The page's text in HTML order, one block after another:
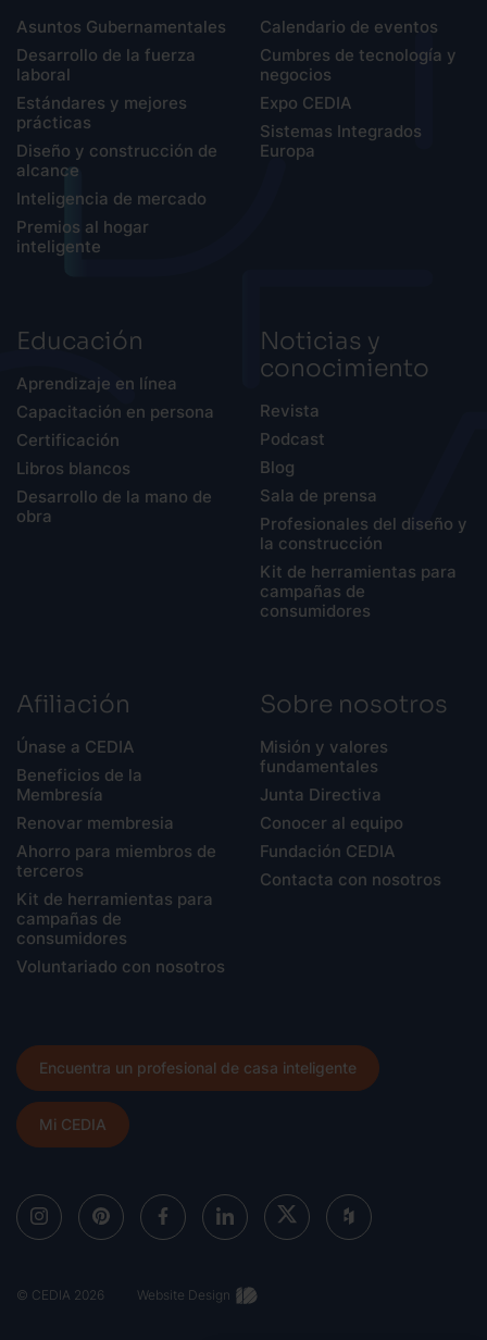
Asuntos Gubernamentales
Desarrollo de la fuerza
laboral
Estándares y mejores
prácticas
Diseño y construcción de
alcance
Inteligencia de mercado
Premios al hogar
inteligente
Calendario de eventos
Cumbres de tecnología y
negocios
Expo CEDIA
Sistemas Integrados
Europa
Educación
Aprendizaje en línea
Capacitación en persona
Certificación
Libros blancos
Desarrollo de la mano de
obra
Noticias y
conocimiento
Revista
Podcast
Blog
Sala de prensa
Profesionales del diseño y
la construcción
Kit de herramientas para
campañas de
consumidores
Afiliación
Únase a CEDIA
Beneficios de la
Membresía
Renovar membresia
Ahorro para miembros de
terceros
Kit de herramientas para
campañas de
consumidores
Voluntariado con nosotros
Sobre nosotros
Misión y valores
fundamentales
Junta Directiva
Conocer al equipo
Fundación CEDIA
Contacta con nosotros
Encuentra un profesional de casa inteligente
Mi CEDIA
© CEDIA 2026 Website Design